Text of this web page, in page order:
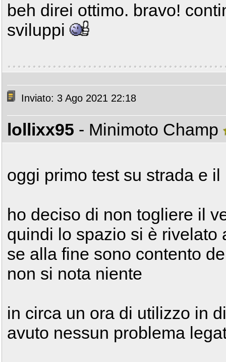
beh direi ottimo. bravo!
sviluppi
Inviato: 3 Ago 2021 22:18
lollixx95 - Minimoto Champ
oggi primo test su strada e
ho deciso di non togliere il
quindi lo spazio si è rivelato
se alla fine sono contento
non si nota niente
in circa un ora di utilizzo in
avuto nessun problema